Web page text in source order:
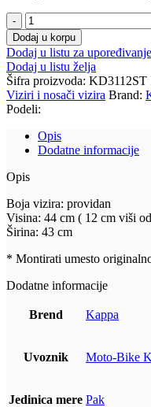
Vizir
providni
Kappa
Suzuki
DL
650
V
STROM
(17-
24)
KD3112ST
količina
Dodaj u korpu
Dodaj u listu za upoređivanje
Dodaj u listu želja
Šifra proizvoda: KD3112ST
Viziri i nosači vizira Brand:
Podeli:
Opis
Dodatne informacije
Opis
Boja vizira: providan
Visina: 44 cm ( 12 cm viši
Širina: 43 cm
* Montirati umesto
Dodatne informacije
Brend Kappa
Uvoznik Moto-Bike
Jedinica mere Pak